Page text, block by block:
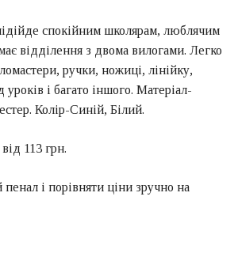
спокійним школярам, люблячим
відділення з двома вилогами. Легко
ручки, ножиці, лінійку,
і багато іншого. Матеріал-
Колір-Синій, Білий.
113 грн.
і порівняти ціни зручно на